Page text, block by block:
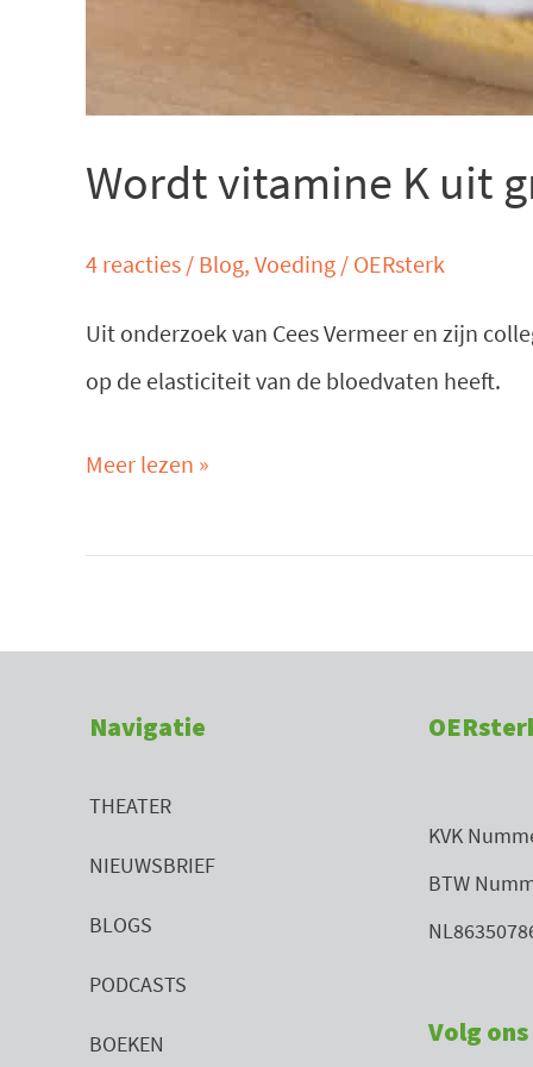
Wordt vitamine K uit
4 reacties / Blog, Voeding / OERsterk
Uit onderzoek van Cees Vermeer en zijn
op de elasticiteit van de bloedvaten heeft.
Meer lezen »
Navigatie
THEATER
NIEUWSBRIEF
BLOGS
PODCASTS
BOEKEN
KVK
BTW
Volg